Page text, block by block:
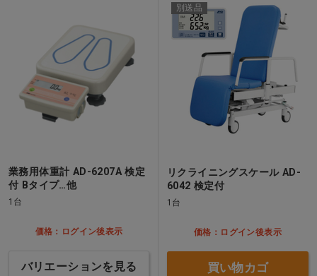
業務用体重計 AD-6207A 検定
付 Bタイプ…他
1台
価格：ログイン後表示
バリエーションを見る
別送品
リクライニングスケール AD-
6042 検定付
1台
価格：ログイン後表示
買い物カゴ